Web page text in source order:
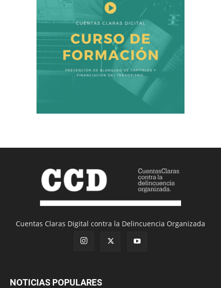
Cuentas Claras Digital contra la Delincuencia Organizada
NOTICIAS POPULARES